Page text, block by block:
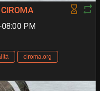
08:00 PM
ciroma.org